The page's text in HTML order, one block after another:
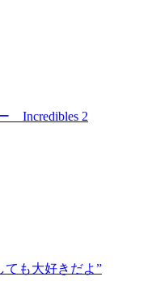
Incredibles 2
も大好きだよ”